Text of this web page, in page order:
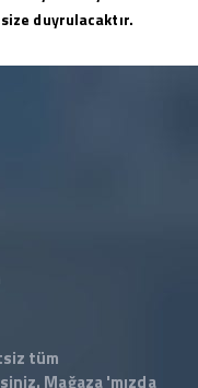
duyrulacaktır.
tüm
Mağaza'mızda